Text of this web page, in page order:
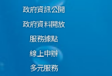
政府資訊公開
政府資料開放
服務據點
線上申辦
多元服務